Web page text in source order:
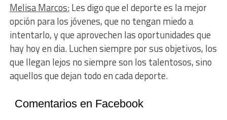
Melisa Marcos:Les digo que el deporte es la mejor
opción para los jóvenes, que no tengan miedo a
intentarlo, y que aprovechen las oportunidades que
hay hoy en dia. Luchen siempre por sus objetivos, los
que llegan lejos no siempre son los talentosos, sino
aquellos que dejan todo en cada deporte.
Comentarios en Facebook